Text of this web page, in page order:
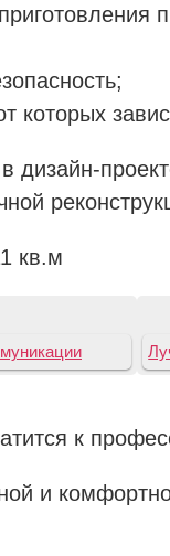
которых
дизайн-
к
и